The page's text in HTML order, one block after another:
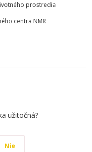
prostredia
centra NMR
užitočná?
Nie